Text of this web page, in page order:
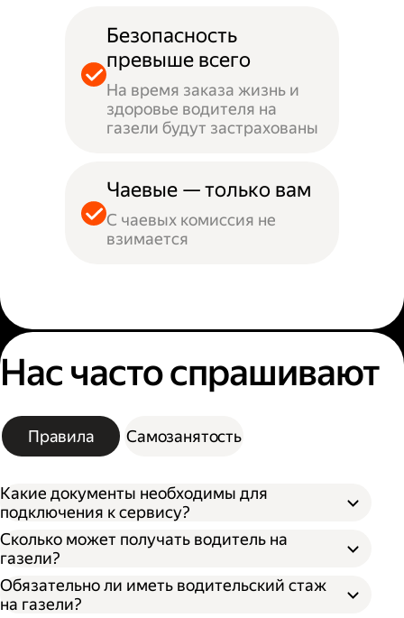
Безопасность
превыше всего
На время заказа жизнь и
здоровье водителя на
газели будут застрахованы
Чаевые — только вам
С чаевых комиссия не
взимается
Нас часто спрашивают
Правила Самозанятость
Какие документы необходимы для
подключения к сервису?
Сколько может получать водитель на
газели?
Обязательно ли иметь водительский стаж
на газели?